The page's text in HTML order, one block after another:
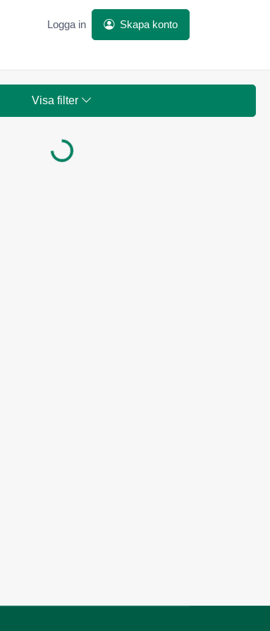
Logga in Skapa konto
Visa filter
Laddar...